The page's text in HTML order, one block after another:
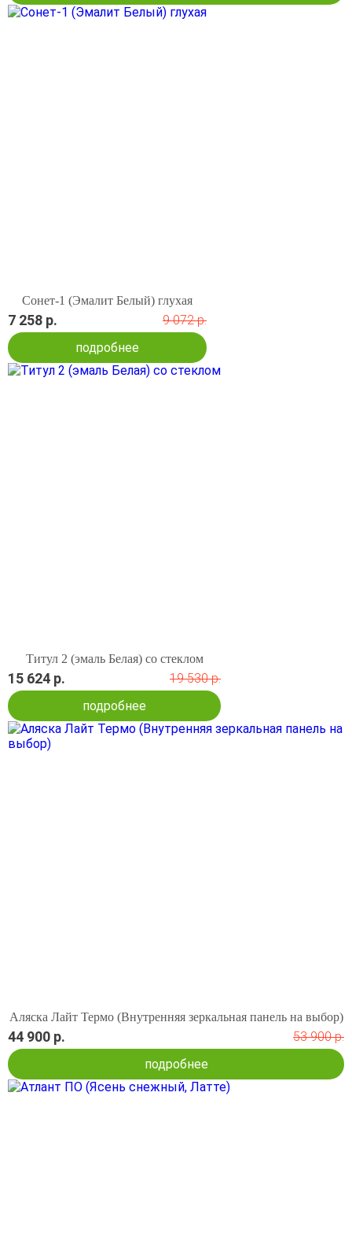
Сонет-1 (Эмалит Белый) глухая
7 258 р.
9 072 р.
подробнее
Титул 2 (эмаль Белая) со стеклом
15 624 р.
19 530 р.
подробнее
Аляска Лайт Термо (Внутренняя зеркальная панель на выбор)
44 900 р.
53 900 р.
подробнее